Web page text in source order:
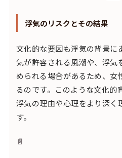
浮気のリスクとその結果
文化的な要因も浮気の背景に
気が許容される風潮や、浮気
められる場合があるため、女
るのです。このような文化的
浮気の理由や心理をより深く
す。
📄